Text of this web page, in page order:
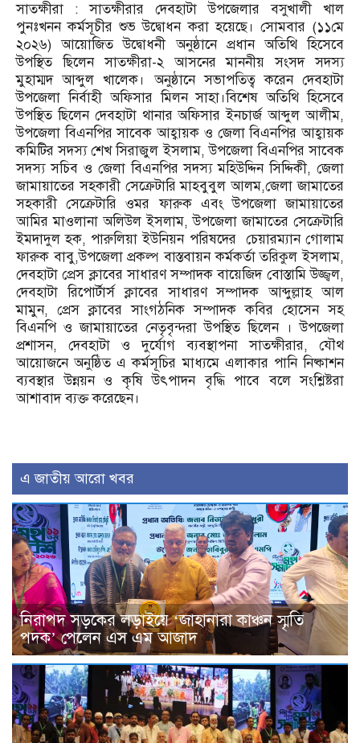
সাতক্ষীরা : সাতক্ষীরার দেবহাটা উপজেলার বসুখালী খাল
পুনঃখনন কর্মসূচীর শুভ উদ্বোধন করা হয়েছে। সোমবার (১১মে
২০২৬) আয়োজিত উদ্বোধনী অনুষ্ঠানে প্রধান অতিথি হিসেবে
উপস্থিত ছিলেন সাতক্ষীরা-২ আসনের মাননীয় সংসদ সদস্য
মুহাম্মদ আব্দুল খালেক। অনুষ্ঠানে সভাপতিত্ব করেন দেবহাটা
উপজেলা নির্বাহী অফিসার মিলন সাহা।বিশেষ অতিথি হিসেবে
উপস্থিত ছিলেন দেবহাটা থানার অফিসার ইনচার্জ আব্দুল আলীম,
উপজেলা বিএনপির সাবেক আহ্বায়ক ও জেলা বিএনপির আহ্বায়ক
কমিটির সদস্য শেখ সিরাজুল ইসলাম, উপজেলা বিএনপির সাবেক
সদস্য সচিব ও জেলা বিএনপির সদস্য মহিউদ্দিন সিদ্দিকী, জেলা
জামায়াতের সহকারী সেক্রেটারি মাহবুবুল আলম,জেলা জামাতের
সহকারী সেক্রেটারি ওমর ফারুক এবং উপজেলা জামায়াতের
আমির মাওলানা অলিউল ইসলাম, উপজেলা জামাতের সেক্রেটারি
ইমদাদুল হক, পারুলিয়া ইউনিয়ন পরিষদের চেয়ারম্যান গোলাম
ফারুক বাবু,উপজেলা প্রকল্প বাস্তবায়ন কর্মকর্তা তরিকুল ইসলাম,
দেবহাটা প্রেস ক্লাবের সাধারণ সম্পাদক বায়েজিদ বোস্তামি উজ্জ্বল,
দেবহাটা রিপোর্টার্স ক্লাবের সাধারণ সম্পাদক আব্দুল্লাহ আল
মামুন, প্রেস ক্লাবের সাংগঠনিক সম্পাদক কবির হোসেন সহ
বিএনপি ও জামায়াতের নেতৃবৃন্দরা উপস্থিত ছিলেন । উপজেলা
প্রশাসন, দেবহাটা ও দুর্যোগ ব্যবস্থাপনা সাতক্ষীরার, যৌথ
আয়োজনে অনুষ্ঠিত এ কর্মসূচির মাধ্যমে এলাকার পানি নিষ্কাশন
ব্যবস্থার উন্নয়ন ও কৃষি উৎপাদন বৃদ্ধি পাবে বলে সংশ্লিষ্টরা
আশাবাদ ব্যক্ত করেছেন।
এ জাতীয় আরো খবর
নিরাপদ সড়কের লড়াইয়ে ‘জাহানারা কাঞ্চন স্মৃতি
পদক’ পেলেন এস এম আজাদ